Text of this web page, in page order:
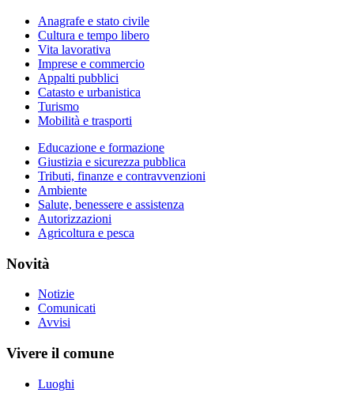
Anagrafe e stato civile
Cultura e tempo libero
Vita lavorativa
Imprese e commercio
Appalti pubblici
Catasto e urbanistica
Turismo
Mobilità e trasporti
Educazione e formazione
Giustizia e sicurezza pubblica
Tributi, finanze e contravvenzioni
Ambiente
Salute, benessere e assistenza
Autorizzazioni
Agricoltura e pesca
Novità
Notizie
Comunicati
Avvisi
Vivere il comune
Luoghi